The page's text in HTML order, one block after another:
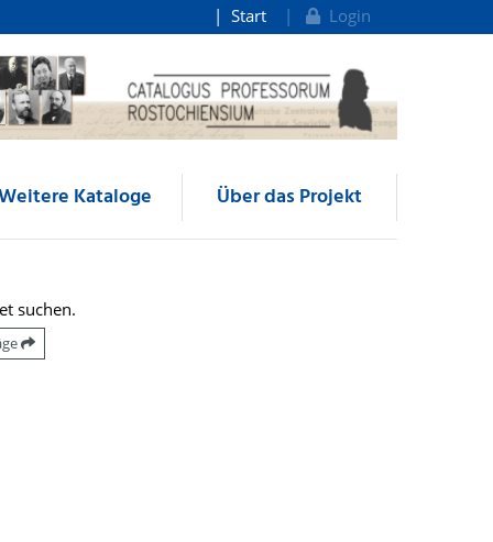
Start Login
Kataloge Über das Projekt
suchen.